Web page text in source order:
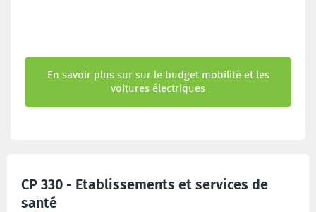
En savoir plus sur sur le budget mobilité et les
voitures électriques
CP 330 - Etablissements et services de
santé